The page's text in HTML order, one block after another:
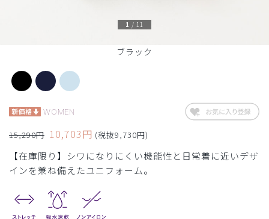
ブラック
1 / 11
WOMEN
15,290円 10,703円 (税抜9,730円)
【在庫限り】シワになりにくい機能性と日常着に近いデザ
インを兼ね備えたユニフォーム。